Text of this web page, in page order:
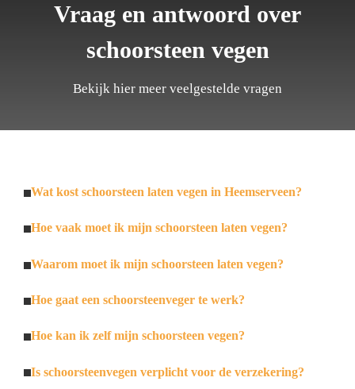
Vraag en antwoord over
schoorsteen vegen
Bekijk hier meer veelgestelde vragen
Wat kost schoorsteen laten vegen in Heemserveen?
Hoe vaak moet ik mijn schoorsteen laten vegen?
Waarom moet ik mijn schoorsteen laten vegen?
Hoe gaat een schoorsteenveger te werk?
Hoe kan ik zelf mijn schoorsteen vegen?
Is schoorsteenvegen verplicht voor de verzekering?